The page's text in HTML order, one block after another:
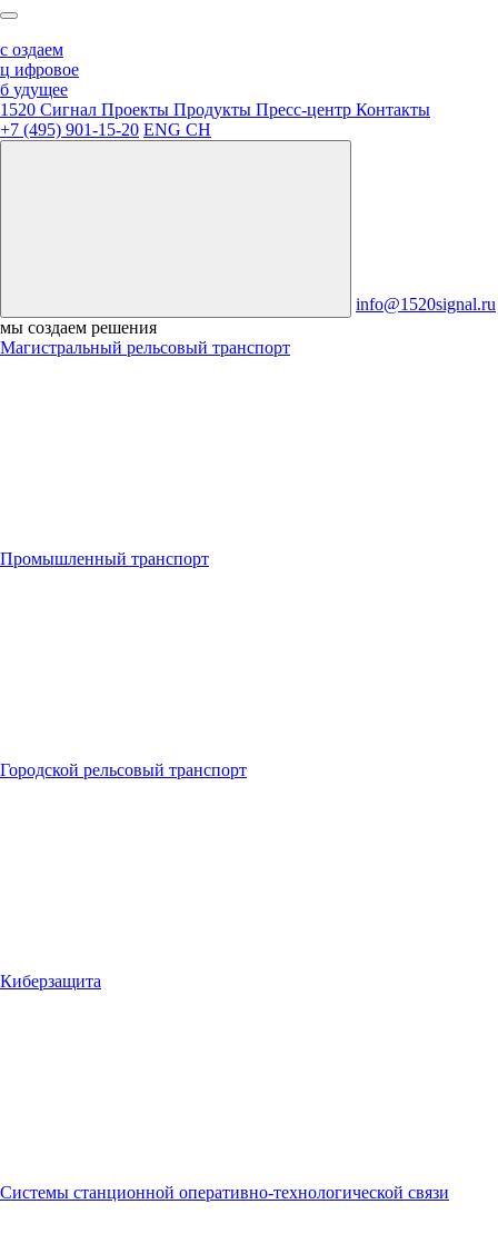
с оздаем
ц ифровое
б удущее
1520 Сигнал Проекты Продукты Пресс-центр Контакты
+7 (495) 901-15-20 ENG CH
info@1520signal.ru
мы создаем решения
Магистральный рельсовый транспорт
Промышленный транспорт
Городской рельсовый транспорт
Киберзащита
Системы станционной оперативно-технологической связи